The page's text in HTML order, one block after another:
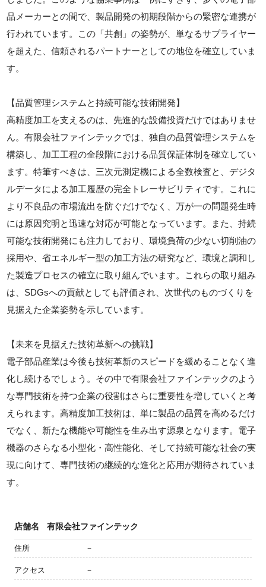
品メーカーとの間で、製品開発の初期段階からの緊密な連携が
行われています。この「共創」の姿勢が、単なるサプライヤー
を超えた、信頼されるパートナーとしての地位を確立していま
す。
【品質管理システムと持続可能な技術開発】
高精度加工を支えるのは、先進的な設備投資だけではありませ
ん。有限会社ファインテックでは、独自の品質管理システムを
構築し、加工工程の全段階における品質保証体制を確立してい
ます。特筆すべきは、三次元測定機による全数検査と、デジタ
ルデータによる加工履歴の完全トレーサビリティです。これに
より不良品の市場流出を防ぐだけでなく、万が一の問題発生時
には原因究明と迅速な対応が可能となっています。また、持続
可能な技術開発にも注力しており、環境負荷の少ない切削油の
採用や、省エネルギー型の加工方法の研究など、環境と調和し
た製造プロセスの確立に取り組んでいます。これらの取り組み
は、SDGsへの貢献としても評価され、次世代のものづくりを
見据えた企業姿勢を示しています。
【未来を見据えた技術革新への挑戦】
電子部品産業は今後も技術革新のスピードを緩めることなく進
化し続けるでしょう。その中で有限会社ファインテックのよう
な専門技術を持つ企業の役割はさらに重要性を増していくと考
えられます。高精度加工技術は、単に製品の品質を高めるだけ
でなく、新たな機能や可能性を生み出す源泉となります。電子
機器のさらなる小型化・高性能化、そして持続可能な社会の実
現に向けて、専門技術の継続的な進化と応用が期待されていま
す。
店舗名 有限会社ファインテック
住所 －
アクセス －